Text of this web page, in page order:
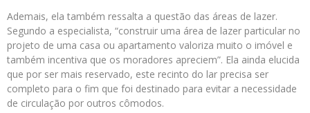
Ademais, ela também ressalta a questão das áreas de lazer.
Segundo a especialista, “construir uma área de lazer particular no
projeto de uma casa ou apartamento valoriza muito o imóvel e
também incentiva que os moradores apreciem”. Ela ainda elucida
que por ser mais reservado, este recinto do lar precisa ser
completo para o fim que foi destinado para evitar a necessidade
de circulação por outros cômodos.